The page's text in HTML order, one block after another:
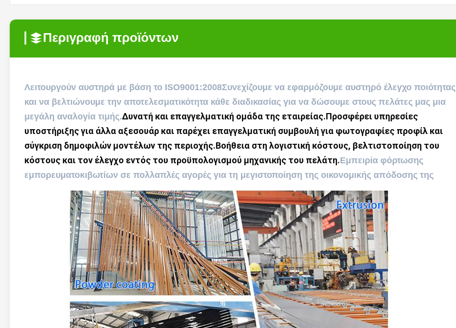
Περιγραφή προϊόντων
Λειτουργούν αυστηρά με βάση το ISO9001:2008Συνεχίζουμε να εφαρμόζουμε αυστηρό έλεγχο ποιότητας
και να βελτιώνουμε την αποτελεσματικότητα κάθε διαδικασίας για να δώσουμε στους πελάτες μας μια
μεγάλη αναλογία τιμής.Δυνατή και επαγγελματική ομάδα της εταιρείας.Προσφέρει υπηρεσίες
υποστήριξης για άλλα αξεσουάρ και παρέχει επαγγελματική συμβουλή για φωτογραφίες προφίλ και
σύγκριση δημοφιλών μοντέλων της περιοχής.Βοήθεια στη λογιστική κόστους, βελτιστοποίηση του
κόστους και τον έλεγχο εντός του προϋπολογισμού μηχανικής του πελάτη.Εμπειρία φόρτωσης
εμπορευματοκιβωτίων σε πολλαπλές αγορές για τη μεγιστοποίηση της οικονομικής απόδοσης της